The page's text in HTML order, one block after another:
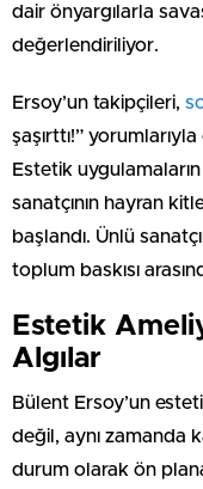
dair önyargılarla
değerlendiriliyor.
Ersoy’un takipçileri,
şaşırttı!”
Estetik
sanatçının hayran
başlandı. Ünlü
toplum baskısı
Estetik
Algılar
Bülent Ersoy’un
değil, aynı zamanda
durum olarak ön